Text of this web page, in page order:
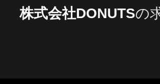
株式会社DONUTSの